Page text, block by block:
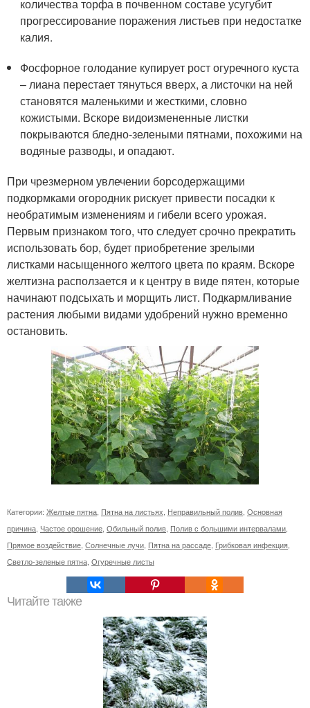
количества торфа в почвенном составе усугубит
прогрессирование поражения листьев при недостатке
калия.
Фосфорное голодание купирует рост огуречного куста
– лиана перестает тянуться вверх, а листочки на ней
становятся маленькими и жесткими, словно
кожистыми. Вскоре видоизмененные листки
покрываются бледно-зелеными пятнами, похожими на
водяные разводы, и опадают.
При чрезмерном увлечении борсодержащими
подкормками огородник рискует привести посадки к
необратимым изменениям и гибели всего урожая.
Первым признаком того, что следует срочно прекратить
использовать бор, будет приобретение зрелыми
листками насыщенного желтого цвета по краям. Вскоре
желтизна расползается и к центру в виде пятен, которые
начинают подсыхать и морщить лист. Подкармливание
растения любыми видами удобрений нужно временно
остановить.
Категории: Желтые пятна Пятна на листьях Неправильный полив Основная
причина Частое орошение Обильный полив Полив с большими интервалами
Прямое воздействие Солнечные лучи Пятна на рассаде Грибковая инфекция
Светло-зеленые пятна Огуречные листы
Читайте также